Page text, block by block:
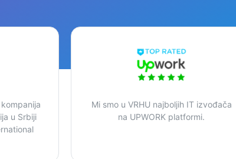
u Srbiji
Mi smo u VRHU najboljih IT izvođača
na UPWORK platformi.